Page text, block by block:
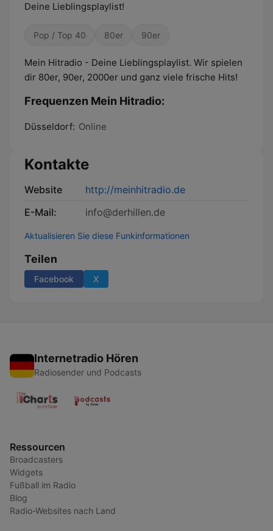
Deine Lieblingsplaylist!
Pop / Top 40 80er 90er
Mein Hitradio - Deine Lieblingsplaylist. Wir spielen
dir 80er, 90er, 2000er und ganz viele frische Hits!
Frequenzen Mein Hitradio:
Düsseldorf: Online
Kontakte
Website
http://meinhitradio.de
E-Mail:
info@derhillen.de
Aktualisieren Sie diese Funkinformationen
Teilen
Facebook X
Internetradio Hören
Radiosender und Podcasts
Ressourcen
Broadcasters
Widgets
Fußball im Radio
Blog
Radio-Websites nach Land